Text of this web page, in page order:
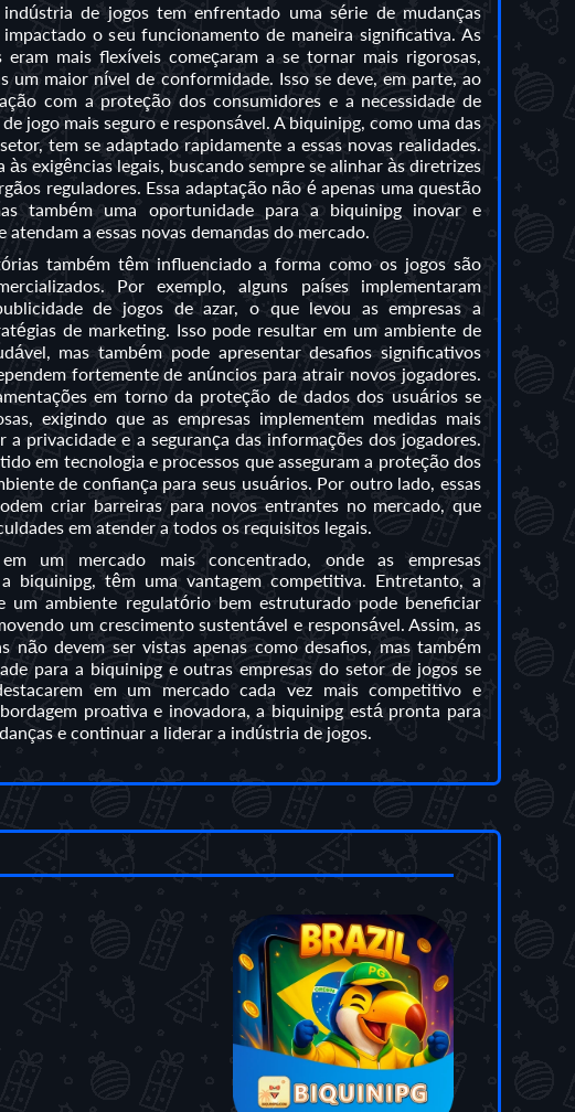
de jogos tem enfrentado uma série de mudanças
o seu funcionamento de maneira significativa. As
eram mais flexíveis começaram a se tornar mais rigorosas,
um maior nível de conformidade. Isso se deve, em parte, ao
com a proteção dos consumidores e a necessidade de
jogo mais seguro e responsável. A biquinipg, como uma das
tem se adaptado rapidamente a essas novas realidades.
às exigências legais, buscando sempre se alinhar às diretrizes
reguladores. Essa adaptação não é apenas uma questão
também uma oportunidade para a biquinipg inovar e
a essas novas demandas do mercado.
também têm influenciado a forma como os jogos são
Por exemplo, alguns países implementaram
de jogos de azar, o que levou as empresas a
de marketing. Isso pode resultar em um ambiente de
mas também pode apresentar desafios significativos
fortemente de anúncios para atrair novos jogadores.
em torno da proteção de dados dos usuários se
exigindo que as empresas implementem medidas mais
a privacidade e a segurança das informações dos jogadores.
em tecnologia e processos que asseguram a proteção dos
de confiança para seus usuários. Por outro lado, essas
criar barreiras para novos entrantes no mercado, que
em atender a todos os requisitos legais.
um mercado mais concentrado, onde as empresas
biquinipg, têm uma vantagem competitiva. Entretanto, a
um ambiente regulatório bem estruturado pode beneficiar
um crescimento sustentável e responsável. Assim, as
não devem ser vistas apenas como desafios, mas também
para a biquinipg e outras empresas do setor de jogos se
em um mercado cada vez mais competitivo e
proativa e inovadora, a biquinipg está pronta para
e continuar a liderar a indústria de jogos.